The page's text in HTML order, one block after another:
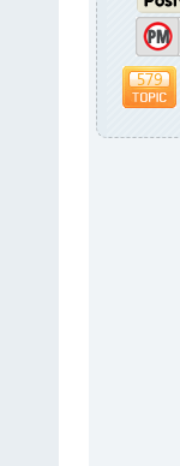
579